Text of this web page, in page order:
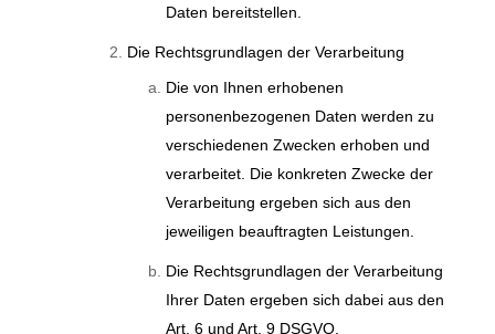
Daten bereitstellen.
Die Rechtsgrundlagen der Verarbeitung
Die von Ihnen erhobenen
personenbezogenen Daten werden zu
verschiedenen Zwecken erhoben und
verarbeitet. Die konkreten Zwecke der
Verarbeitung ergeben sich aus den
jeweiligen beauftragten Leistungen.
Die Rechtsgrundlagen der Verarbeitung
Ihrer Daten ergeben sich dabei aus den
Art. 6 und Art. 9 DSGVO.